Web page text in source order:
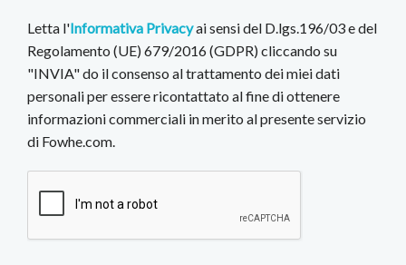
Letta l'Informativa Privacyai sensi del D.lgs.196/03 e del
Regolamento (UE) 679/2016 (GDPR) cliccando su
"INVIA" do il consenso al trattamento dei miei dati
personali per essere ricontattato al fine di ottenere
informazioni commerciali in merito al presente servizio
di Fowhe.com.